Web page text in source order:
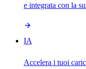
e integrata con la
IA
Accelera i tuoi